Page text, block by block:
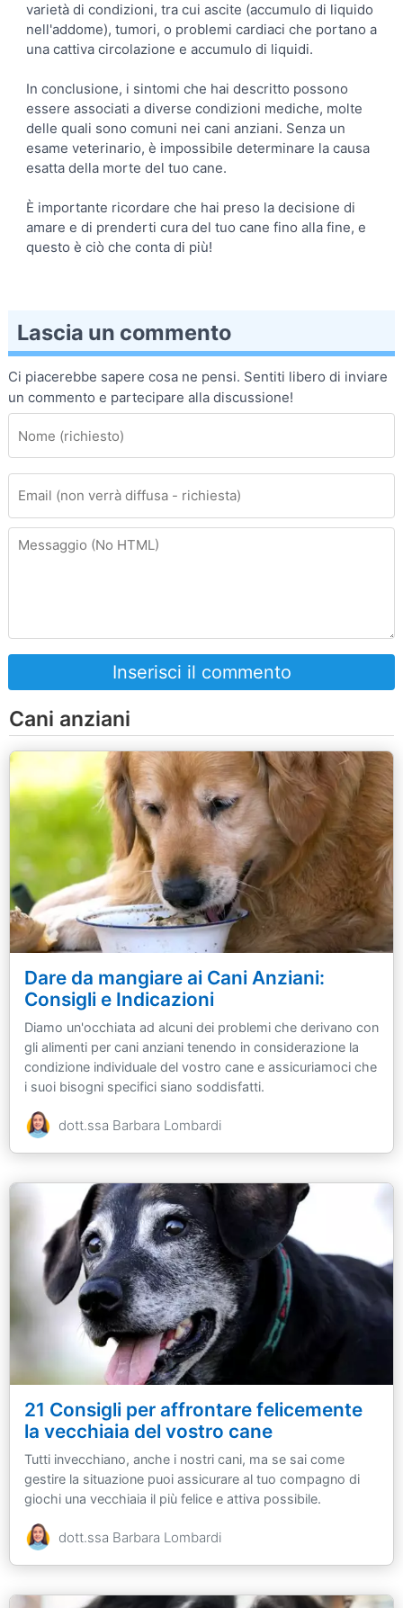
varietà di condizioni, tra cui ascite (accumulo di liquido
nell'addome), tumori, o problemi cardiaci che portano a
una cattiva circolazione e accumulo di liquidi.
In conclusione, i sintomi che hai descritto possono
essere associati a diverse condizioni mediche, molte
delle quali sono comuni nei cani anziani. Senza un
esame veterinario, è impossibile determinare la causa
esatta della morte del tuo cane.
È importante ricordare che hai preso la decisione di
amare e di prenderti cura del tuo cane fino alla fine, e
questo è ciò che conta di più!
Lascia un commento
Ci piacerebbe sapere cosa ne pensi. Sentiti libero di inviare
un commento e partecipare alla discussione!
Inserisci il commento
Cani anziani
Dare da mangiare ai Cani Anziani:
Consigli e Indicazioni
Diamo un'occhiata ad alcuni dei problemi che derivano con
gli alimenti per cani anziani tenendo in considerazione la
condizione individuale del vostro cane e assicuriamoci che
i suoi bisogni specifici siano soddisfatti.
dott.ssa Barbara Lombardi
21 Consigli per affrontare felicemente
la vecchiaia del vostro cane
Tutti invecchiano, anche i nostri cani, ma se sai come
gestire la situazione puoi assicurare al tuo compagno di
giochi una vecchiaia il più felice e attiva possibile.
dott.ssa Barbara Lombardi